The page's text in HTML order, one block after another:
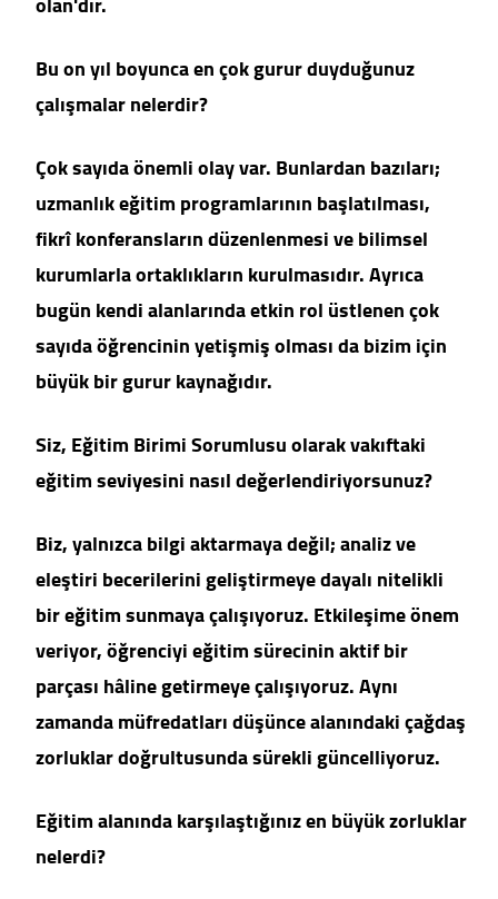
Bu on yıl boyunca en çok gurur duyduğunuz
çalışmalar nelerdir?
Çok sayıda önemli olay var. Bunlardan bazıları;
uzmanlık eğitim programlarının başlatılması,
fikrî konferansların düzenlenmesi ve bilimsel
kurumlarla ortaklıkların kurulmasıdır. Ayrıca
bugün kendi alanlarında etkin rol üstlenen çok
sayıda öğrencinin yetişmiş olması da bizim için
büyük bir gurur kaynağıdır.
Siz, Eğitim Birimi Sorumlusu olarak vakıftaki
eğitim seviyesini nasıl değerlendiriyorsunuz?
Biz, yalnızca bilgi aktarmaya değil; analiz ve
eleştiri becerilerini geliştirmeye dayalı nitelikli
bir eğitim sunmaya çalışıyoruz. Etkileşime önem
veriyor, öğrenciyi eğitim sürecinin aktif bir
parçası hâline getirmeye çalışıyoruz. Aynı
zamanda müfredatları düşünce alanındaki çağdaş
zorluklar doğrultusunda sürekli güncelliyoruz.
Eğitim alanında karşılaştığınız en büyük zorluklar
nelerdi?